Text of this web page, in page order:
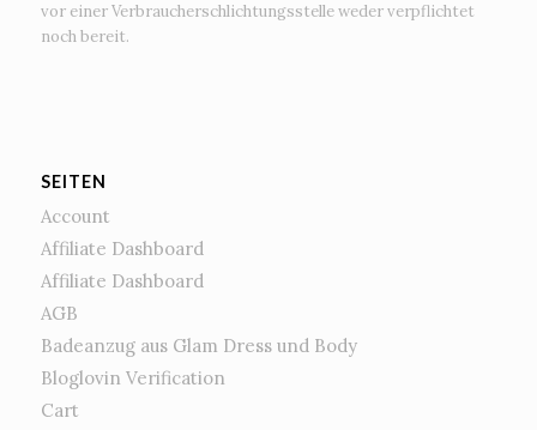
vor einer Verbraucherschlichtungsstelle weder verpflichtet
noch bereit.
SEITEN
Account
Affiliate Dashboard
Affiliate Dashboard
AGB
Badeanzug aus Glam Dress und Body
Bloglovin Verification
Cart